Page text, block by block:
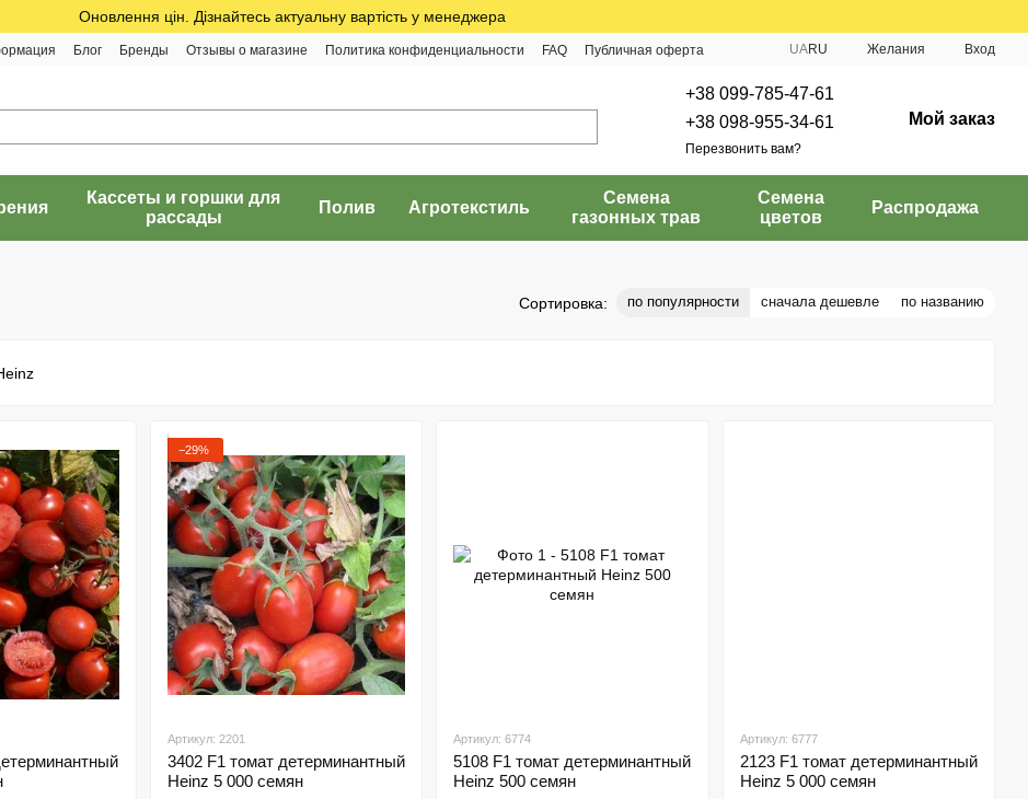
Оновлення цін. Дізнайтесь актуальну вартість у менеджера
Блог Бренды Отзывы о магазине Политика конфиденциальности FAQ Публичная оферта UARU Желания Вход
+38 099-785-47-61
+38 098-955-34-61
Перезвонить вам?
Мой заказ
Кассеты и горшки для
рассады
Полив Агротекстиль
Семена
газонных трав
Семена
цветов
Распродажа
Сортировка: по популярности сначала дешевле по названию
−29%
Артикул: 2201
3402 F1 томат детерминантный
Heinz 5 000 семян
Артикул: 6774
5108 F1 томат детерминантный
Heinz 500 семян
Артикул: 6777
2123 F1 томат детерминантный
Heinz 5 000 семян